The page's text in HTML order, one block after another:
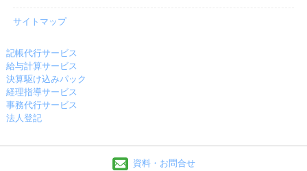
サイトマップ
記帳代行サービス
給与計算サービス
決算駆け込みパック
経理指導サービス
事務代行サービス
法人登記
資料・お問合せ